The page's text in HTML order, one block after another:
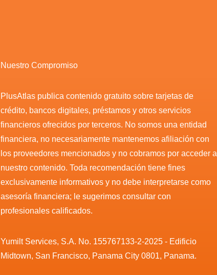
Nuestro Compromiso
PlusAtlas publica contenido gratuito sobre tarjetas de
crédito, bancos digitales, préstamos y otros servicios
financieros ofrecidos por terceros. No somos una entidad
financiera, no necesariamente mantenemos afiliación con
los proveedores mencionados y no cobramos por acceder a
nuestro contenido. Toda recomendación tiene fines
exclusivamente informativos y no debe interpretarse como
asesoría financiera; le sugerimos consultar con
profesionales calificados.
Yumilt Services, S.A. No. 155767133-2-2025 - Edificio
Midtown, San Francisco, Panama City 0801, Panama.